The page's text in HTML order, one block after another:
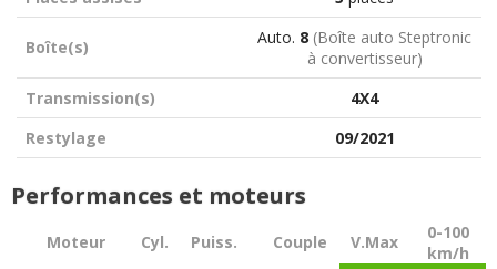
Boîte(s) Auto. 8 (Boîte auto Steptronic
à convertisseur)
Transmission(s)
4X4
Restylage
09/2021
Performances et moteurs
Moteur Cyl. Puiss. Couple V.Max
0-100
km/h